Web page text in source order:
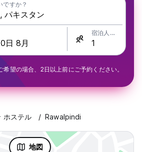
ですか？
宿泊人数
希望の場合、2日以上前にご予約ください。
ホステル Rawalpindi
地図